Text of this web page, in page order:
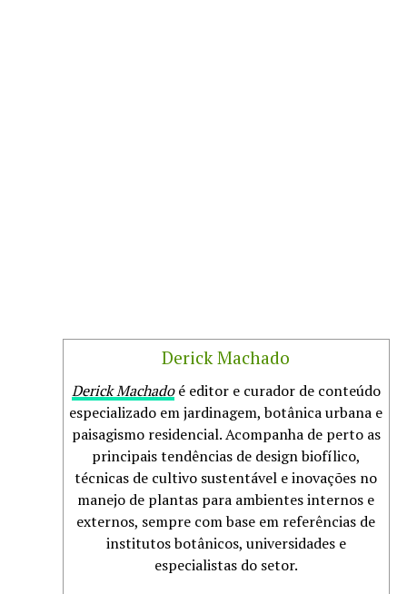
Derick Machado
Derick Machadoé editor e curador de conteúdo
especializado em jardinagem, botânica urbana e
paisagismo residencial. Acompanha de perto as
principais tendências de design biofílico,
técnicas de cultivo sustentável e inovações no
manejo de plantas para ambientes internos e
externos, sempre com base em referências de
institutos botânicos, universidades e
especialistas do setor.